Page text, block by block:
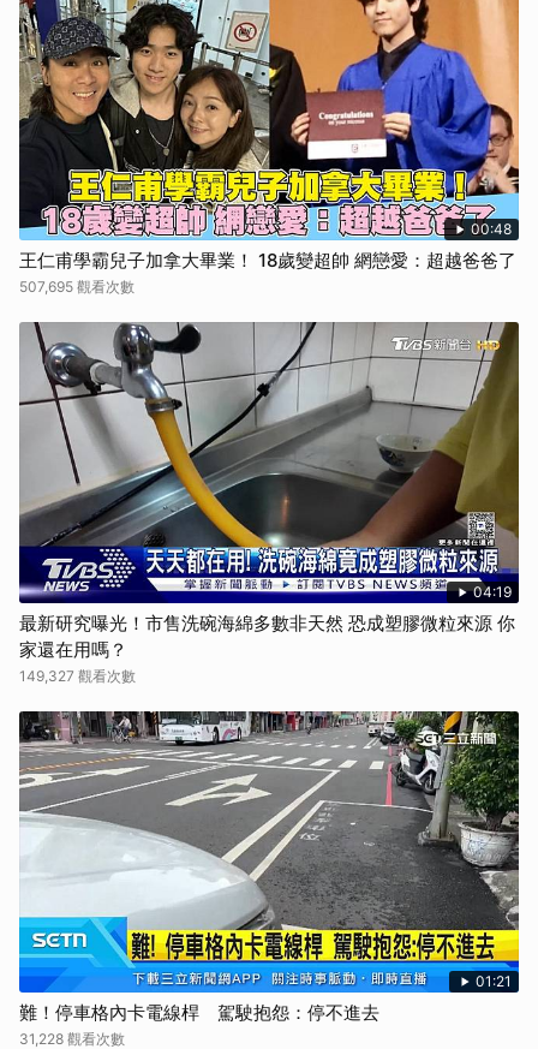
00:48
王仁甫學霸兒子加拿大畢業！ 18歲變超帥 網戀愛：超越爸爸了
507,695 觀看次數
04:19
最新研究曝光！市售洗碗海綿多數非天然 恐成塑膠微粒來源 你
家還在用嗎？
149,327 觀看次數
01:21
難！停車格內卡電線桿 駕駛抱怨：停不進去
31,228 觀看次數